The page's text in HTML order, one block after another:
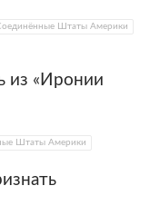
Штаты Америки
из «Иронии
Штаты Америки